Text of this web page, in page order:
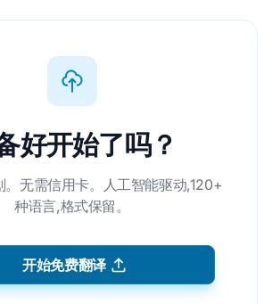
好开始了吗？
。无需信用卡。人工智能驱动,120+
种语言,格式保留。
开始免费翻译